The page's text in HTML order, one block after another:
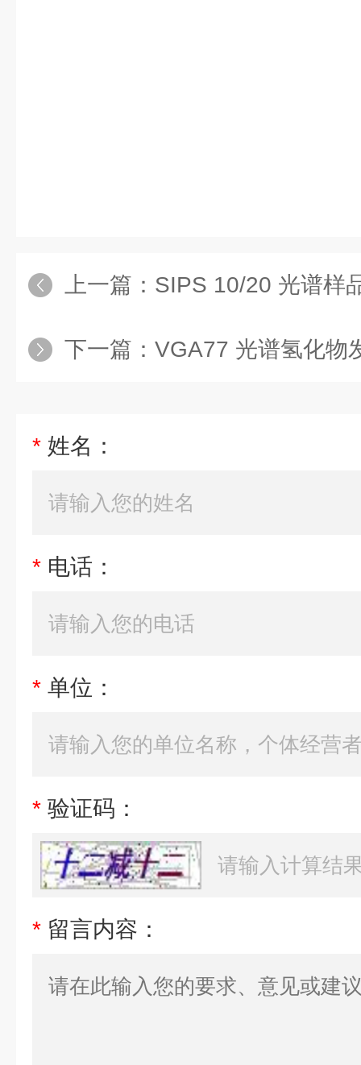
上一篇： SIPS 10/20 光谱样
下一篇： VGA77 光谱氢化物
* 姓名：
* 电话：
* 单位：
* 验证码：
* 留言内容：